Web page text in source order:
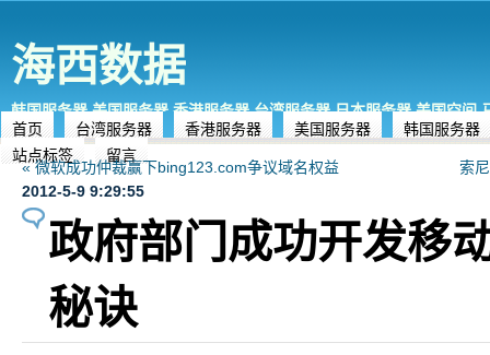
海西数据
韩国服务器,美国服务器,香港服务器,台湾服务器,日本服务器,美国空间
首页
台湾服务器 香港服务器 美国服务器
韩国服务器
站点标签
留言
« 微软成功仲裁赢下bing123.com争议域名权益
索
2012-5-9 9:29:55
政府部门成功开发移
秘诀